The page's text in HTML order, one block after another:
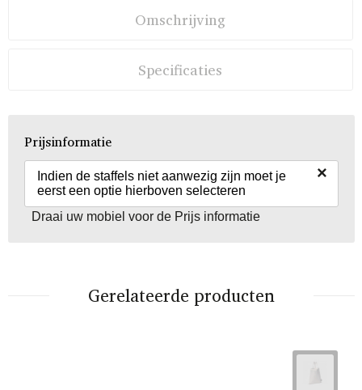
Omschrijving
Specificaties
Prijsinformatie
Indien de staffels niet aanwezig zijn moet je
eerst een optie hierboven selecteren
×
Draai uw mobiel voor de Prijs informatie
Gerelateerde producten